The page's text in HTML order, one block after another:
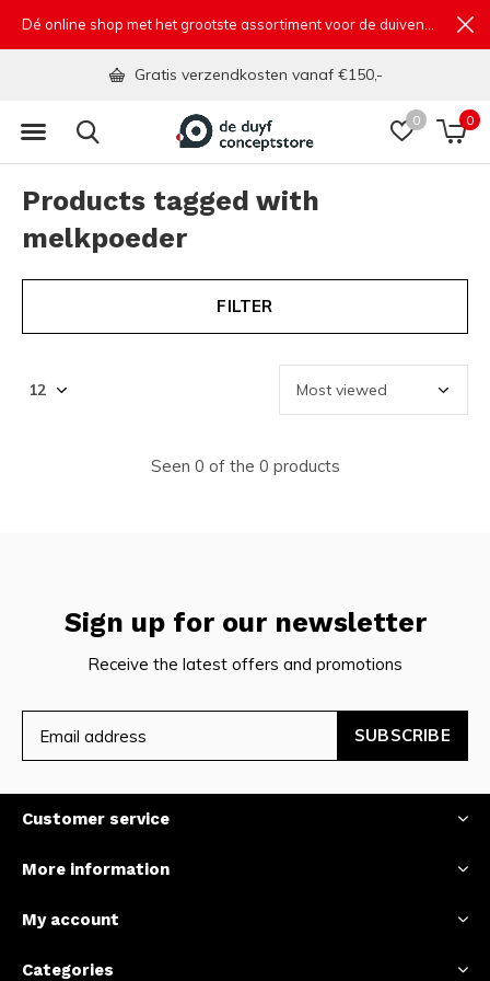
0 0
Gratis verzendkosten vanaf €150,-
Products tagged with
melkpoeder
FILTER
Seen 0 of the 0 products
Sign up for our newsletter
Receive the latest offers and promotions
SUBSCRIBE
Customer service
More information
My account
Categories